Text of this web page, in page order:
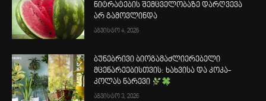
ნიტრატების შემცველობაზე დარღვევა
არ გამოვლინდა
აგვისტო 4, 2026
ბუნებრივი ბიოგამაძლიერებელი
მცენარეებისთვის: ხახვისა და კოკა-
კოლას ნარევი
აგვისტო 3, 2026